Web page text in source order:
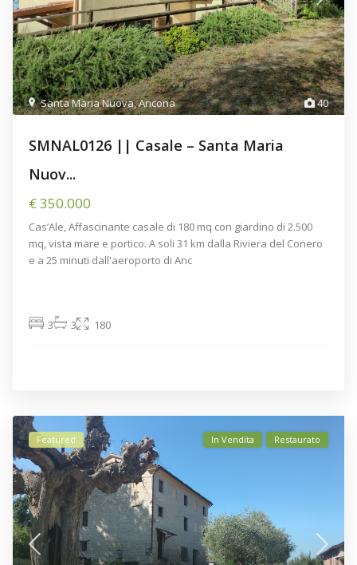
40
Santa Maria Nuova,Ancona
SMNAL0126 || Casale – Santa Maria
Nuov...
€ 350.000
Cas’Ale, Affascinante casale di 180 mq con giardino di 2.500
mq, vista mare e portico. A soli 31 km dalla Riviera del Conero
e a 25 minuti dall'aeroporto di Anc
3 3 180
Featured In Vendita Restaurato